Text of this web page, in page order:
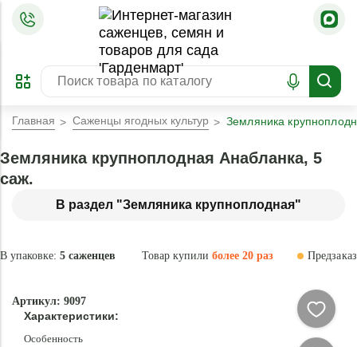
ПРЕДЗАКАЗ
ЗАБРОНИРОВАТЬ
ЛУЧШЕЕ
Главная Саженцы ягодных культур Земляника
В раздел "Земляника крупноплодная"
Земляника крупноплодная Анабланка, 5
саж.
В упаковке: 5 саженцев Товар купили более 20 раз Предзаказ
–25 °
Артикул: 9097
Характеристики:
Особенность